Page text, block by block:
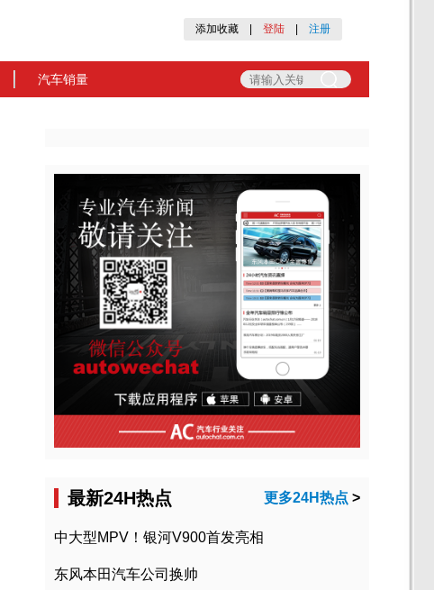
添加收藏 登陆 注册
汽车销量
最新24H热点 更多24H热点 >
中大型MPV！银河V900首发亮相
东风本田汽车公司换帅